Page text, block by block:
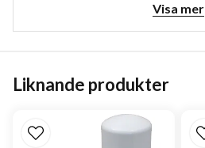
FHG
Style
Visa mer
Liknande produkter